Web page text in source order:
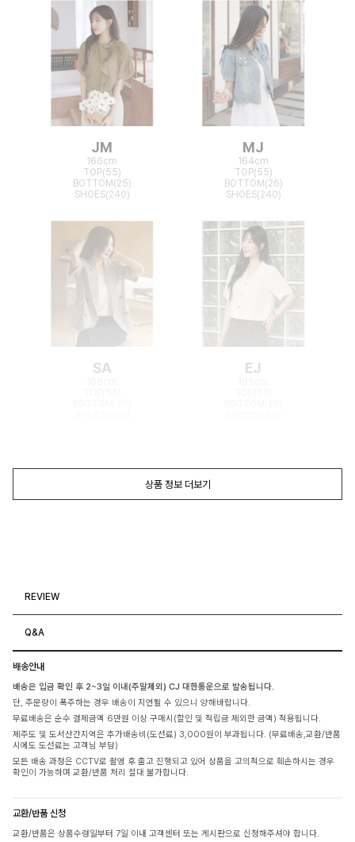
JM
166cm
TOP(55)
BOTTOM(25)
SHOES(240)
MJ
164cm
TOP(55)
BOTTOM(26)
SHOES(240)
SA EJ
상품 정보 더보기
REVIEW
Q&A
배송안내
배송은 입금 확인 후 2~3일 이내(주말제외) CJ 대한통운으로 발송됩니다.
단, 주문량이 폭주하는 경우 배송이 지연될 수 있으니 양해바랍니다.
무료배송은 순수 결제금액 6만원 이상 구매시(할인 및 적립금 제외한 금액) 적용됩니다.
제주도 및 도서산간지역은 추가배송비(도선료) 3,000원이 부과됩니다. (무료배송,교환/반품
시에도 도선료는 고객님 부담)
모든 배송 과정은 CCTV로 촬영 후 출고 진행되고 있어 상품을 고의적으로 훼손하시는 경우
확인이 가능하며 교환/반품 처리 절대 불가합니다.
교환/반품 신청
교환/반품은 상품수령일부터 7일 이내 고객센터 또는 게시판으로 신청해주셔야 합니다.